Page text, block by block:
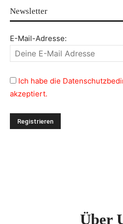
Newsletter
E-Mail-Adresse:
Ich habe die
akzeptiert.
Über